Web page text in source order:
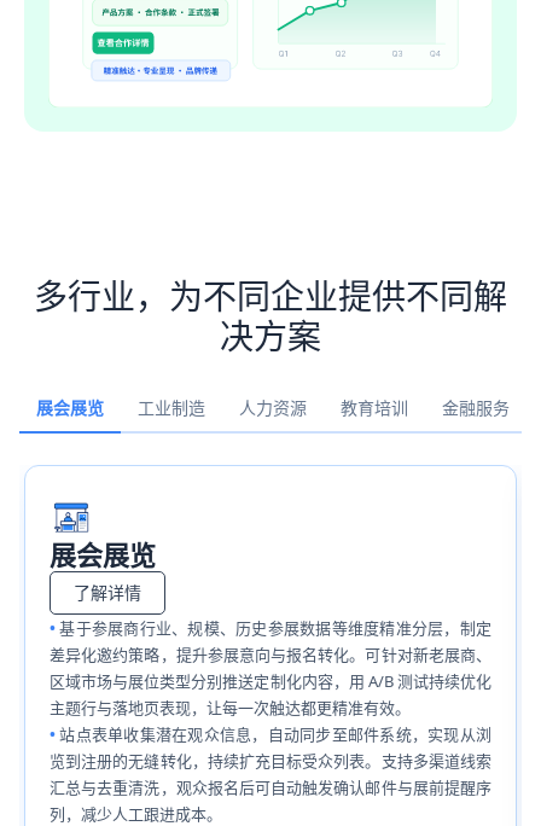
多行业，为不同企业提供不同解
决方案
展会展览 工业制造 人力资源 教育培训 金融服务
展会展览
了解详情
基于参展商行业、规模、历史参展数据等维度精准分层，制定
差异化邀约策略，提升参展意向与报名转化。可针对新老展商、
区域市场与展位类型分别推送定制化内容，用 A/B 测试持续优化
主题行与落地页表现，让每一次触达都更精准有效。
站点表单收集潜在观众信息，自动同步至邮件系统，实现从浏
览到注册的无缝转化，持续扩充目标受众列表。支持多渠道线索
汇总与去重清洗，观众报名后可自动触发确认邮件与展前提醒序
列，减少人工跟进成本。